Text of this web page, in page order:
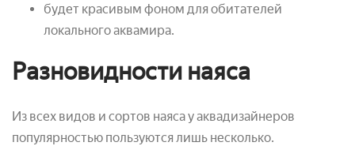
будет красивым фоном для обитателей
локального аквамира.
Разновидности наяса
Из всех видов и сортов наяса у аквадизайнеров
популярностью пользуются лишь несколько.